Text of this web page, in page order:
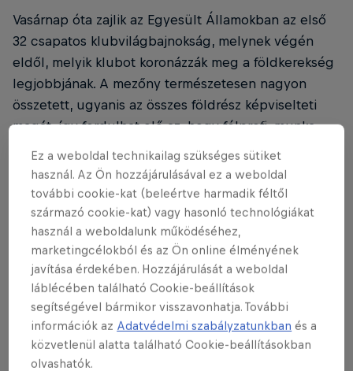
Vasárnap óta zajlik az Egyesült Államokban az első
32 csapatos klubvilágbajnokság, melynek végén
eldől, melyik klubot koronázzák meg a földkerekség
legjobbjának. A mezőny természetesen nagyon
összetett, ugyanis az összes földrész képviselteti
magát, így fordulhat elő az, hogy félprofi, munka
mellett futballozó játékosok lépnek pályára
világsztárok ellen, mint tette azt az új-zélandi
Auckland City a Bayern München ellen (10–0-ra
győzött a német csapat).
Hatalmas dolog, hogy a klubvilágbajnokságon
Európából nemcsak a legnagyobb futballnemzetek
sztárcsapatai lehetnek ott, hanem Ausztria is
képviselteti magát a Red Bull Salzburggal! Sokan
persze nem értették, hogyan lehetséges ez, pedig a
válasz nem annyira bonyolult.
Ez a weboldal technikailag szükséges sütiket
használ. Az Ön hozzájárulásával ez a weboldal
további cookie-kat (beleértve harmadik féltől
származó cookie-kat) vagy hasonló technológiákat
használ a weboldalunk működéséhez,
marketingcélokból és az Ön online élményének
javítása érdekében. Hozzájárulását a weboldal
láblécében található Cookie-beállítások
segítségével bármikor visszavonhatja. További
információk az Adatvédelmi szabályzatunkban és a
közvetlenül alatta található Cookie-beállításokban
olvashatók.